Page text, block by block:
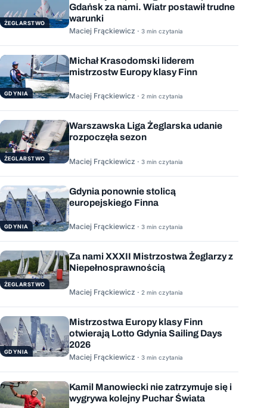
ŻEGLARSTWO
Gdańsk za nami. Wiatr postawił trudne
warunki
Maciej Frąckiewicz · 3 min czytania
GDYNIA
Michał Krasodomski liderem
mistrzostw Europy klasy Finn
Maciej Frąckiewicz · 2 min czytania
ŻEGLARSTWO
Warszawska Liga Żeglarska udanie
rozpoczęła sezon
Maciej Frąckiewicz · 3 min czytania
GDYNIA
Gdynia ponownie stolicą
europejskiego Finna
Maciej Frąckiewicz · 3 min czytania
ŻEGLARSTWO
Za nami XXXII Mistrzostwa Żeglarzy z
Niepełnosprawnością
Maciej Frąckiewicz · 2 min czytania
GDYNIA
Mistrzostwa Europy klasy Finn
otwierają Lotto Gdynia Sailing Days
2026
Maciej Frąckiewicz · 3 min czytania
Kamil Manowiecki nie zatrzymuje się i
wygrywa kolejny Puchar Świata